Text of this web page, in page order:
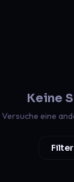
Keine
Versuche eine